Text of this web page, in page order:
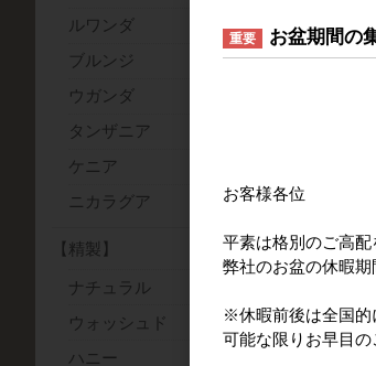
ルワンダ
ブルンジ
ウガンダ
タンザニア
ケニア
ニカラグア
【精製】
ナチュラル
ウォッシュド
ハニー
重要 お盆期間の
お客様各位
平素は格別のご高配
弊社のお盆の休暇期
※休暇前後は全国的
可能な限りお早目の